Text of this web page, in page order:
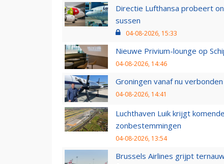
Directie Lufthansa probeert
sussen
04-08-2026, 15:33
Nieuwe Privium-lounge op
04-08-2026, 14:46
Groningen vanaf nu
04-08-2026, 14:41
Luchthaven Luik krijgt
zonbestemmingen
04-08-2026, 13:54
Brussels Airlines grijpt